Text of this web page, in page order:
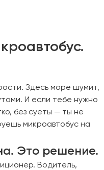
Здесь море шумит,
И если тебе нужно
без суеты — ты не
микроавтобус на
Это решение.
Водитель,